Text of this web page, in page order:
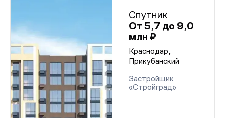
Спутник
От 5,7 до 9,0
млн ₽
Краснодар,
Прикубанский
Застройщик
«Стройград»